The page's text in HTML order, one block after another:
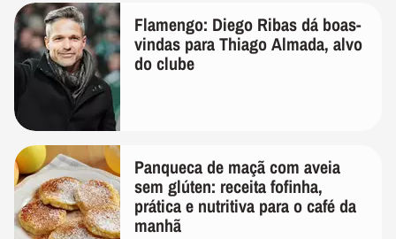
Flamengo: Diego Ribas dá boas-
vindas para Thiago Almada, alvo
do clube
Panqueca de maçã com aveia
sem glúten: receita fofinha,
prática e nutritiva para o café da
manhã